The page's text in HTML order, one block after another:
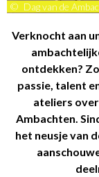
© Dag van de
Verknocht aan
ontdekken?
passie, talent
ateliers
Ambachten.
het neusje van